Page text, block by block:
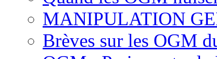
MANIPULATION
Brèves sur les OGM